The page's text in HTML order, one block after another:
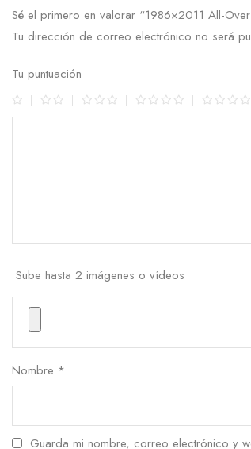
Sé el primero en valorar “1986×2011 All-
Tu dirección de correo electrónico no será
Tu puntuación
Sube hasta 2 imágenes o vídeos
Nombre *
Guarda mi nombre, correo electrónico y